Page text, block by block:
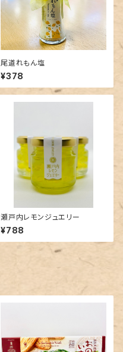
尾道れもん塩
¥378
瀬戸内レモンジュエリー
¥788